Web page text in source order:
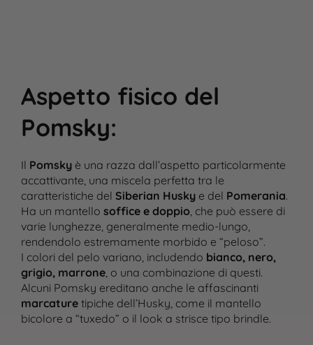
Aspetto fisico del
Pomsky:
Il Pomskyè una razza dall’aspetto particolarmente
accattivante, una miscela perfetta tra le
caratteristiche del Siberian Huskye del Pomerania.
Ha un mantello soffice e doppio, che può essere di
varie lunghezze, generalmente medio-lungo,
rendendolo estremamente morbido e “peloso”.
I colori del pelo variano, includendo bianco, nero,
grigio, marrone, o una combinazione di questi.
Alcuni Pomsky ereditano anche le affascinanti
marcaturetipiche dell’Husky, come il mantello
bicolore a “tuxedo” o il look a strisce tipo brindle​.